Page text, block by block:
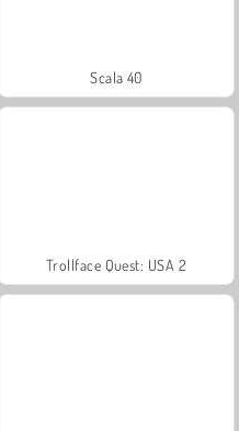
Scala 40
Trollface Quest: USA 2